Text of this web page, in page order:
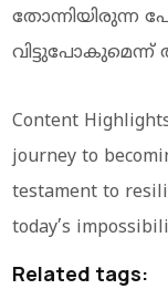
തോന്നിയിരുന്ന
വിട്ടുപോകുമെന്ന്
Content
journey to
testament to
today’s
Related tags: